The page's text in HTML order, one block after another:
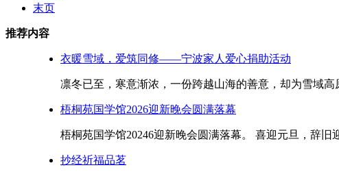
末页
推荐内容
衣暖雪域，爱筑同修——宁波家人爱心捐助活动
凛冬已至，寒意渐浓，一份跨越山海的善意，却为雪域高
梧桐苑国学馆2026迎新晚会圆满落幕
梧桐苑国学馆20246迎新晚会圆满落幕。 喜迎元旦，辞旧
抄经祈福品茗